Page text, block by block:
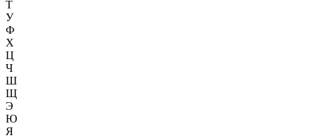
Т
У
Ф
Х
Ц
Ч
Ш
Щ
Э
Ю
Я